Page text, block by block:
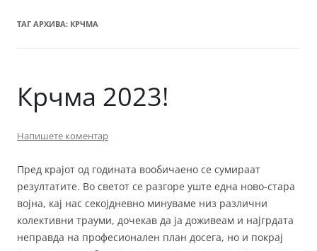
ТАГ АРХИВА: КРЧМА
Крчма 2023!
Напишете коментар
Пред крајот од годината вообичаено се сумираат
резултатите. Во светот се разгоре уште една ново-стара
војна, кај нас секојдневно минуваме низ различни
колективни трауми, дочекав да ја доживеам и најгрдата
неправда на професионален план досега, но и покрај